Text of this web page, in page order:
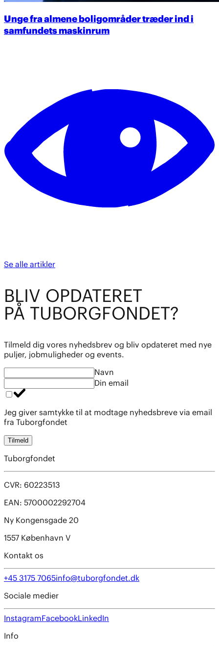
Unge fra almene boligområder træder ind i
samfundets maskinrum
Se alle artikler
BLIV OPDATERET
PÅ TUBORGFONDET?
Tilmeld dig vores nyhedsbrev og bliv opdateret med nye
puljer, jobmuligheder og events.
Navn
Din email
Jeg giver samtykke til at modtage nyhedsbreve via email
fra Tuborgfondet
Tilmeld
Tuborgfondet
CVR: 60223513
EAN: 5700002292704
Ny Kongensgade 20
1557 København V
Kontakt os
+45 3175 7065info@tuborgfondet.dk
Sociale medier
InstagramFacebookLinkedIn
Info